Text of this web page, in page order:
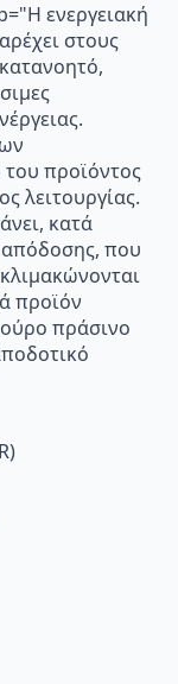
ενεργειακή
στους
προϊόντος
λειτουργίας.
κατά
απόδοσης, που
προϊόν
πράσινο